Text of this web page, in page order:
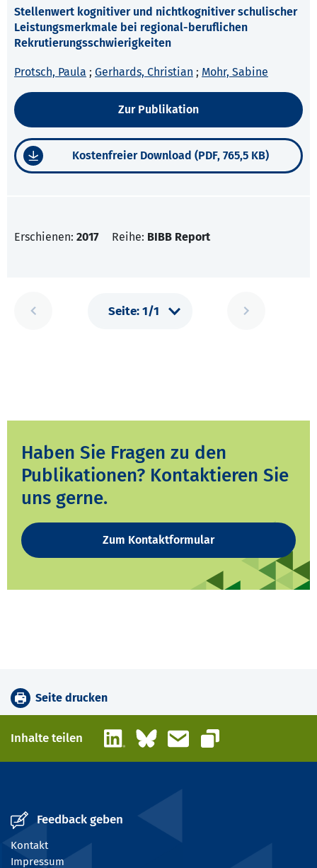
Stellenwert kognitiver und nichtkognitiver schulischer
Leistungsmerkmale bei regional-beruflichen
Rekrutierungsschwierigkeiten
Protsch, Paula ; Gerhards, Christian ; Mohr, Sabine
Zur Publikation
Kostenfreier Download (PDF, 765,5 KB)
Erschienen: 2017 Reihe: BIBB Report
Haben Sie Fragen zu den
Publikationen? Kontaktieren Sie
uns gerne.
Zum Kontaktformular
Seite drucken
Inhalte teilen LinkedInBlueskyE-Mail
Link kopieren
Feedback geben
Kontakt
Impressum